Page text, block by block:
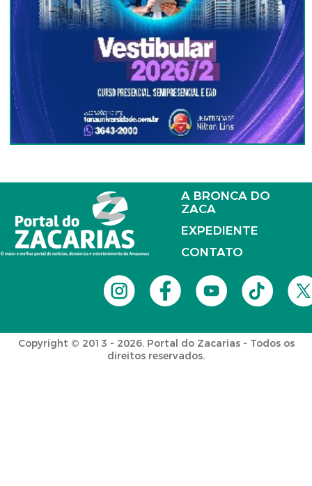
A BRONCA DO
ZACA
EXPEDIENTE
CONTATO
Copyright © 2013 - 2026. Portal do Zacarias - Todos os
direitos reservados.